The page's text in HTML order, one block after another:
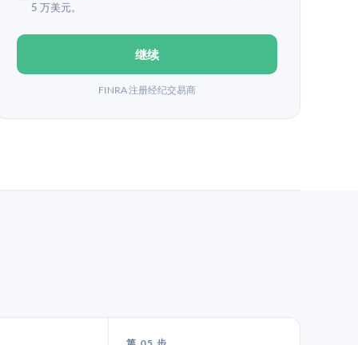
5 万美元。
继续
FINRA 注册经纪交易商